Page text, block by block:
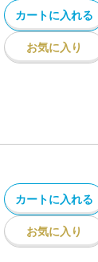
カートに入れる
お気に入り
カートに入れる
お気に入り